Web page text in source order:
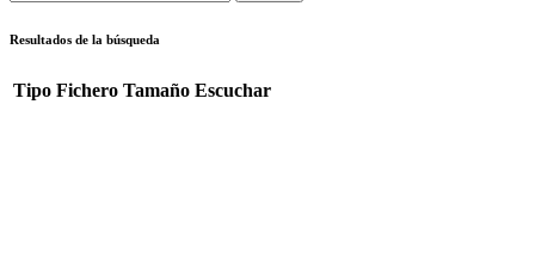
Resultados de la búsqueda
Tipo Fichero Tamaño Escuchar